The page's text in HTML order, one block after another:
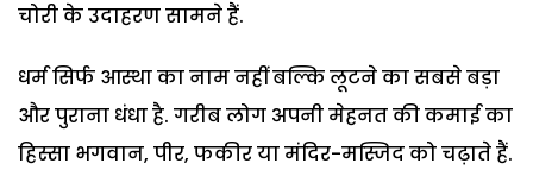
चोरी के उदाहरण सामने हैं.
धर्म सिर्फ आस्था का नाम नहीं बल्कि लूटने का सबसे बड़ा
और पुराना धंधा है. गरीब लोग अपनी मेहनत की कमाई का
हिस्सा भगवान, पीर, फकीर या मंदिर-मस्जिद को चढ़ाते हैं.